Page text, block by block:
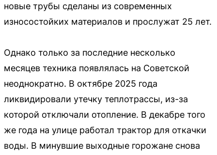
новые трубы сделаны из современных
износостойких материалов и прослужат 25 лет.
Однако только за последние несколько
месяцев техника появлялась на Советской
неоднократно. В октябре 2025 года
ликвидировали утечку теплотрассы, из-за
которой отключали отопление. В декабре того
же года на улице работал трактор для откачки
воды. В минувшие выходные горожане снова